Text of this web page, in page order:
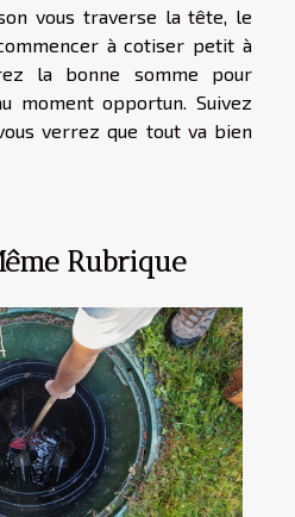
vous traverse la tête, le
à cotiser petit à
la bonne somme pour
moment opportun. Suivez
verrez que tout va bien
Rubrique